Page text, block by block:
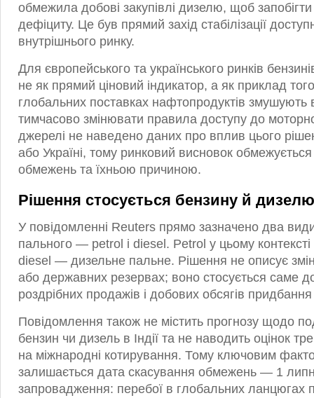
обмежила добові закупівлі дизелю, щоб
дефіциту. Це був прямий захід стабілізації
внутрішнього ринку.
Для європейського та українського ринків
не як прямий ціновий індикатор, а як приклад
глобальних поставках нафтопродуктів змушують
тимчасово змінювати правила доступу до
джерелі не наведено даних про вплив цього
або Україні, тому ринковий висновок
обмежень та їхньою причиною.
Рішення стосується бензину й дизелю
У повідомленні Reuters прямо зазначено два
пального — petrol і diesel. Petrol у цьому
diesel — дизельне пальне. Рішення не описує
або державних резервах; воно стосується саме
роздрібних продажів і добових обсягів
Повідомлення також не містить прогнозу щодо
бензин чи дизель в Індії та не наводить оцінок
на міжнародні котирування. Тому ключовим
залишається дата скасування обмежень — 1
запровадження: перебої в глобальних ланцюгах